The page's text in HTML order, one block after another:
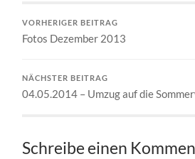
VORHERIGER BEITRAG
Fotos Dezember 2013
NÄCHSTER BEITRAG
04.05.2014 – Umzug auf die
Schreibe einen